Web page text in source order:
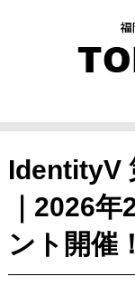
IdentityV
｜2026
ント開催！